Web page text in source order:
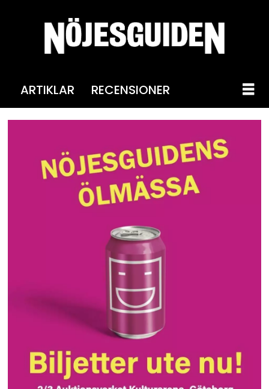
ARTIKLAR RECENSIONER